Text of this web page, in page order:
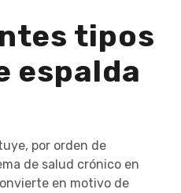
tipos
espalda
por orden de
de salud crónico en
en motivo de